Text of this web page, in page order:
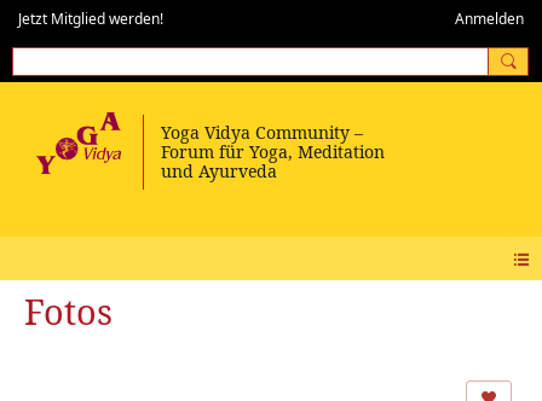
Jetzt Mitglied werden! Anmelden
Fotos